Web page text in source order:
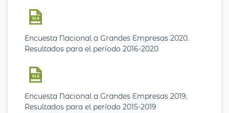
Encuesta Nacional a Grandes Empresas 2020.
Resultados para el período 2016-2020
Encuesta Nacional a Grandes Empresas 2019.
Resultados para el período 2015-2019